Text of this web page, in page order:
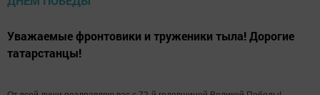
Уважаемые фронтовики и труженики тыла! Дорогие
татарстанцы!